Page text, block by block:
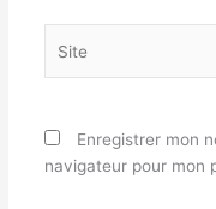
Enregistrer mon
navigateur pour mon